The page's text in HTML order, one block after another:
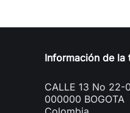
Información de la
CALLE 13 No 22-
000000 BOGOTA